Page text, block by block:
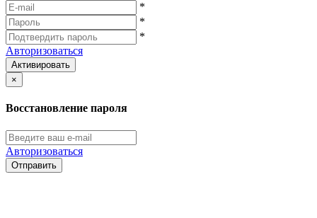
*
*
*
Авторизоваться
Активировать
×
Восстановление пароля
Авторизоваться
Отправить